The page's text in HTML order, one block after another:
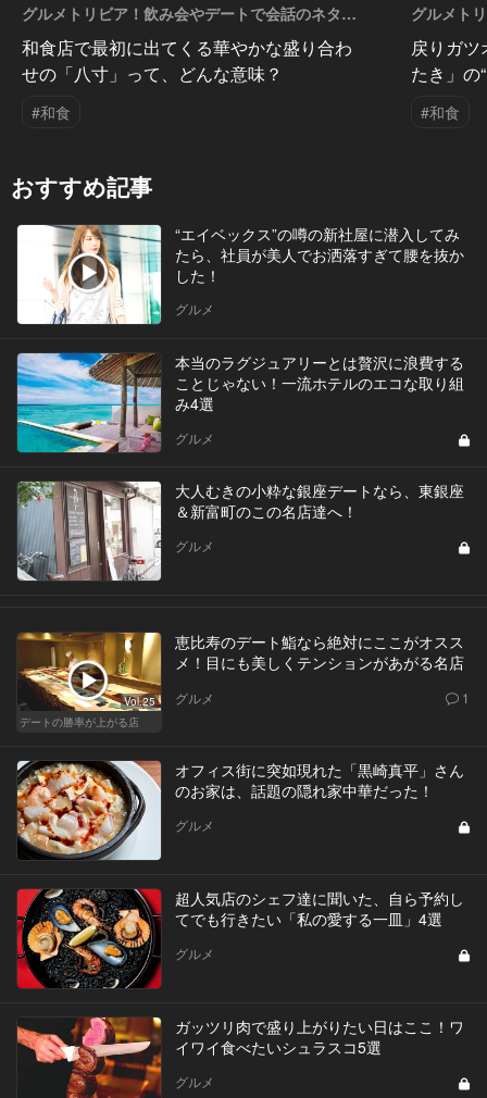
グルメトリビア！飲み会やデートで会話のネタに
なるQ＆A Vol.16
和食店で最初に出てくる華やかな盛り合わ
せの「八寸」って、どんな意味？
#和食
グルメト
なるQ＆
戻りガ
たき」の
#和食
おすすめ記事
“エイベックス”の噂の新社屋に潜入してみ
たら、社員が美人でお洒落すぎて腰を抜か
した！
グルメ
本当のラグジュアリーとは贅沢に浪費する
ことじゃない！一流ホテルのエコな取り組
み4選
グルメ
大人むきの小粋な銀座デートなら、東銀座
＆新富町のこの名店達へ！
グルメ
Vol.25
デートの勝率が上がる店
恵比寿のデート鮨なら絶対にここがオスス
メ！目にも美しくテンションがあがる名店
グルメ 1
オフィス街に突如現れた「黒崎真平」さん
のお家は、話題の隠れ家中華だった！
グルメ
超人気店のシェフ達に聞いた、自ら予約し
てでも行きたい「私の愛する一皿」4選
グルメ
ガッツリ肉で盛り上がりたい日はここ！ワ
イワイ食べたいシュラスコ5選
グルメ